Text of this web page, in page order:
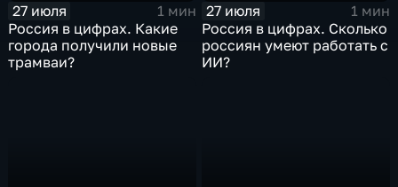
27 июля
1 мин
Россия в цифрах. Какие
города получили новые
трамваи?
27 июля
1 мин
Россия в цифрах. Сколько
россиян умеют работать с
ИИ?